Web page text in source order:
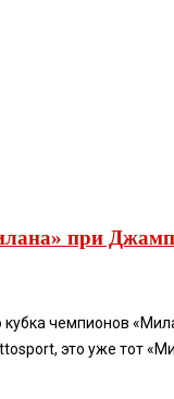
при
чемпионов
это уже тот